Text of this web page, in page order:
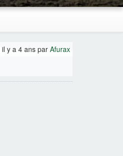
il y a 4 ans par Afurax